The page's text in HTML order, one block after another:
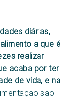
diárias,
a que é
realizar
acaba por ter
de vida, e na
são